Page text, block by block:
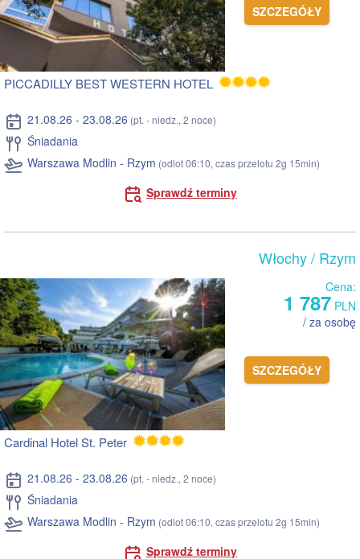
SZCZEGÓŁY
PICCADILLY BEST WESTERN HOTEL
21.08.26 - 23.08.26 (pt. - niedz., 2 noce)
Śniadania
Warszawa Modlin - Rzym (odlot 06:10, czas przelotu 2g 15min)
Sprawdź terminy
Włochy/ Rzym
Cena:
1 787 PLN
/ za osobę
SZCZEGÓŁY
Cardinal Hotel St. Peter
21.08.26 - 23.08.26 (pt. - niedz., 2 noce)
Śniadania
Warszawa Modlin - Rzym (odlot 06:10, czas przelotu 2g 15min)
Sprawdź terminy